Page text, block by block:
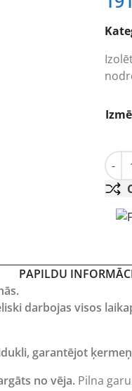
-
PAPILDU
darbojas visos
garantējot
no vēja. Pilna